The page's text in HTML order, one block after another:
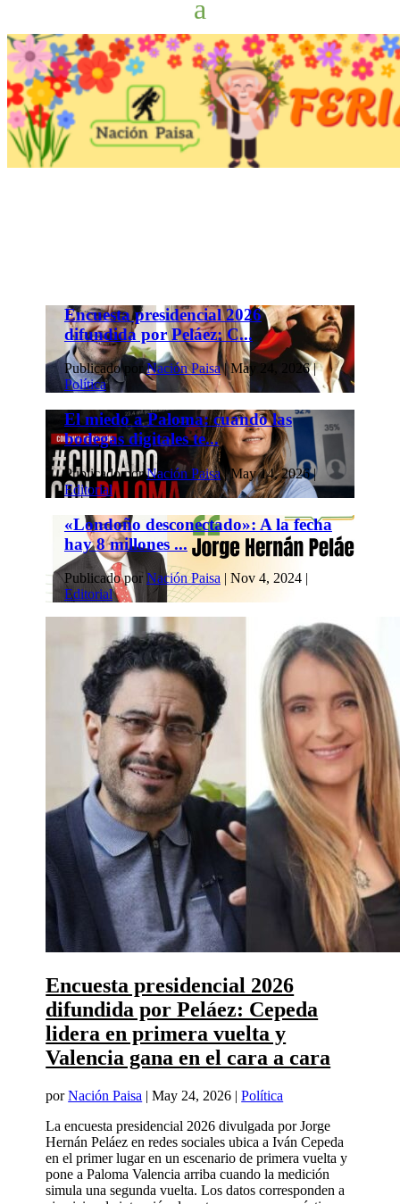
Encuesta presidencial 2026
difundida por Peláez: C...
Publicado porNación Paisa|May 24, 2026|
Política
El miedo a Paloma: cuando las
bodegas digitales te...
Publicado porNación Paisa|May 14, 2026|
Editorial
«Londoño desconectado»: A la fecha
hay 8 millones ...
Publicado porNación Paisa | Nov 4, 2024|
Editorial
Encuesta presidencial 2026
difundida por Peláez: Cepeda
lidera en primera vuelta y
Valencia gana en el cara a cara
porNación Paisa |May 24, 2026 |Política
La encuesta presidencial 2026 divulgada por Jorge
Hernán Peláez en redes sociales ubica a Iván Cepeda
en el primer lugar en un escenario de primera vuelta y
pone a Paloma Valencia arriba cuando la medición
simula una segunda vuelta. Los datos corresponden a